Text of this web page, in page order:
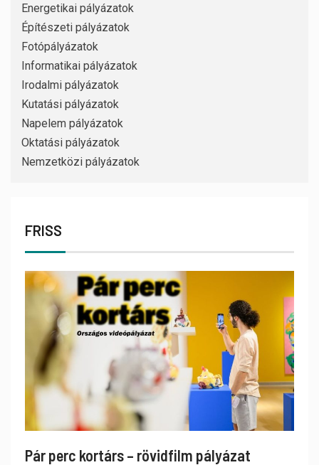
Energetikai pályázatok
Építészeti pályázatok
Fotópályázatok
Informatikai pályázatok
Irodalmi pályázatok
Kutatási pályázatok
Napelem pályázatok
Oktatási pályázatok
Nemzetközi pályázatok
FRISS
Pár perc kortárs – rövidfilm pályázat